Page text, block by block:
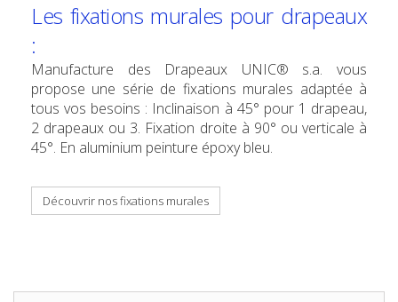
Les fixations murales pour drapeaux
:
Manufacture des Drapeaux UNIC® s.a. vous
propose une série de fixations murales adaptée à
tous vos besoins : Inclinaison à 45° pour 1 drapeau,
2 drapeaux ou 3. Fixation droite à 90° ou verticale à
45°. En aluminium peinture époxy bleu.
Découvrir nos fixations murales